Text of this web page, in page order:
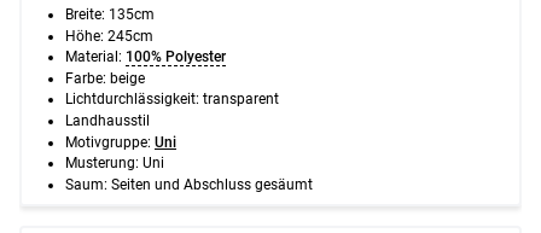
Breite: 135cm
Höhe: 245cm
Material: 100% Polyester
Farbe: beige
Lichtdurchlässigkeit: transparent
Landhausstil
Motivgruppe: Uni
Musterung: Uni
Saum: Seiten und Abschluss gesäumt